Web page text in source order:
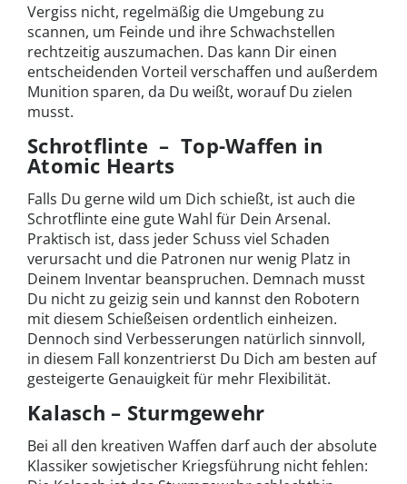
Vergiss nicht, regelmäßig die Umgebung zu
scannen, um Feinde und ihre Schwachstellen
rechtzeitig auszumachen. Das kann Dir einen
entscheidenden Vorteil verschaffen und außerdem
Munition sparen, da Du weißt, worauf Du zielen
musst.
Schrotflinte – Top-Waffen in
Atomic Hearts
Falls Du gerne wild um Dich schießt, ist auch die
Schrotflinte eine gute Wahl für Dein Arsenal.
Praktisch ist, dass jeder Schuss viel Schaden
verursacht und die Patronen nur wenig Platz in
Deinem Inventar beanspruchen. Demnach musst
Du nicht zu geizig sein und kannst den Robotern
mit diesem Schießeisen ordentlich einheizen.
Dennoch sind Verbesserungen natürlich sinnvoll,
in diesem Fall konzentrierst Du Dich am besten auf
gesteigerte Genauigkeit für mehr Flexibilität.
Kalasch – Sturmgewehr
Bei all den kreativen Waffen darf auch der absolute
Klassiker sowjetischer Kriegsführung nicht fehlen: